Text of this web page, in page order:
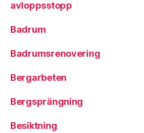
avloppsstopp
Badrum
Badrumsrenovering
Bergarbeten
Bergsprängning
Besiktning